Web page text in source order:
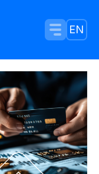
Menu
EN